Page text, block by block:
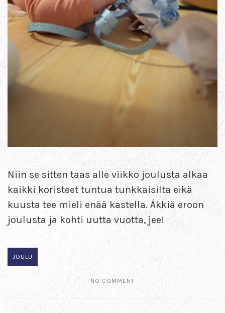
Niin se sitten taas alle viikko joulusta alkaa
kaikki koristeet tuntua tunkkaisilta eikä
kuusta tee mieli enää kastella. Äkkiä eroon
joulusta ja kohti uutta vuotta, jee!
JOULU
NO COMMENT